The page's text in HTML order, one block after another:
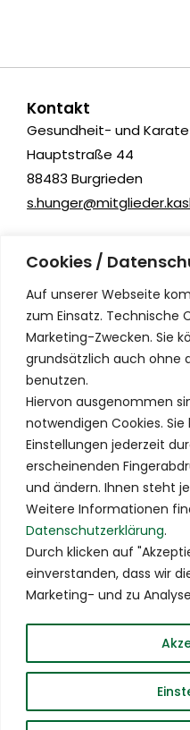
Cookies /
Auf unserer Webseite
zum Einsatz. Technische
Marketing-Zwecken. Sie
grundsätzlich auch ohne
benutzen.
Hiervon ausgenommen
notwendigen Cookies.
Einstellungen jederzeit
erscheinenden
und ändern. Ihnen steht
Weitere Informationen
Datenschutzerklärung.
Durch klicken auf
einverstanden, dass wir
Marketing- und zu
Kontakt
Gesundheit- und
Hauptstraße 44
88483 Burgrieden
Kashun Kampfsport
89231 Neu-Ulm
info@kashun.de
Schnellzugriff
Online Training
Tipps
Technik Portal
Kata Portal
Dan Portal
Kashun Kampfsport
Karate Akademie
Datenschutzerklärung